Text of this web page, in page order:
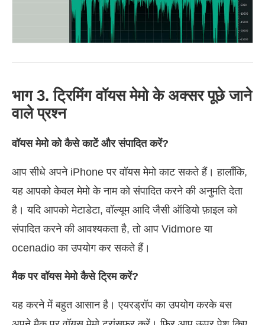
भाग 3. ट्रिमिंग वॉयस मेमो के अक्सर पूछे जाने
वाले प्रश्न
वॉयस मेमो को कैसे काटें और संपादित करें?
आप सीधे अपने iPhone पर वॉयस मेमो काट सकते हैं। हालाँकि,
यह आपको केवल मेमो के नाम को संपादित करने की अनुमति देता
है। यदि आपको मेटाडेटा, वॉल्यूम आदि जैसी ऑडियो फ़ाइल को
संपादित करने की आवश्यकता है, तो आप Vidmore या
ocenadio का उपयोग कर सकते हैं।
मैक पर वॉयस मेमो कैसे ट्रिम करें?
यह करने में बहुत आसान है। एयरड्रॉप का उपयोग करके बस